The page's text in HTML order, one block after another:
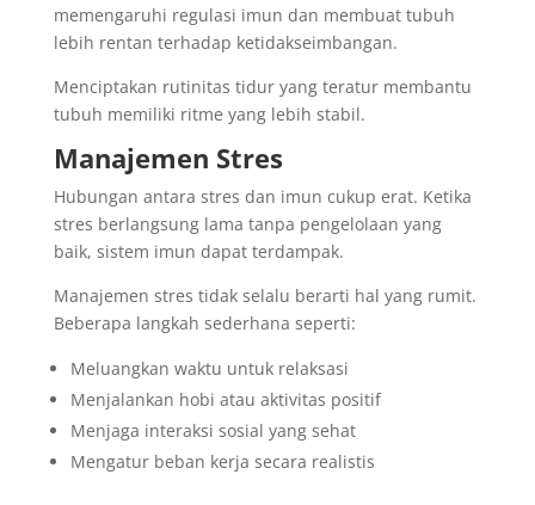
memengaruhi regulasi imun dan membuat tubuh
lebih rentan terhadap ketidakseimbangan.
Menciptakan rutinitas tidur yang teratur membantu
tubuh memiliki ritme yang lebih stabil.
Manajemen Stres
Hubungan antara stres dan imun cukup erat. Ketika
stres berlangsung lama tanpa pengelolaan yang
baik, sistem imun dapat terdampak.
Manajemen stres tidak selalu berarti hal yang rumit.
Beberapa langkah sederhana seperti:
Meluangkan waktu untuk relaksasi
Menjalankan hobi atau aktivitas positif
Menjaga interaksi sosial yang sehat
Mengatur beban kerja secara realistis